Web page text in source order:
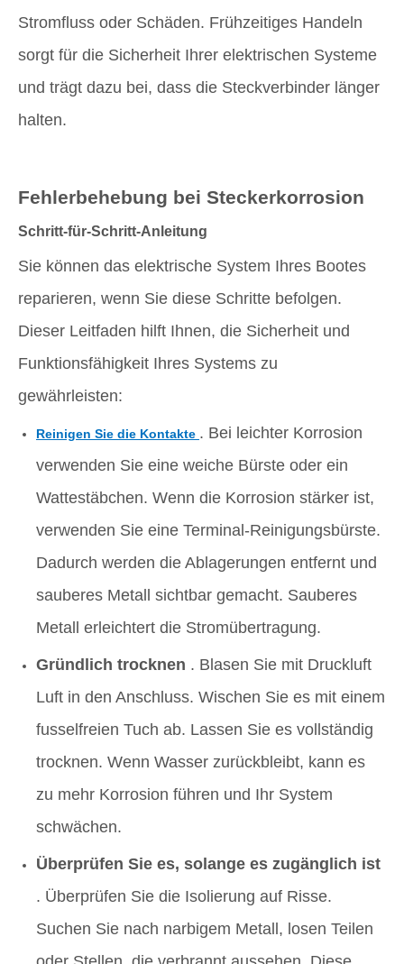
Stromfluss oder Schäden. Frühzeitiges Handeln
sorgt für die Sicherheit Ihrer elektrischen Systeme
und trägt dazu bei, dass die Steckverbinder länger
halten.
Fehlerbehebung bei Steckerkorrosion
Schritt-für-Schritt-Anleitung
Sie können das elektrische System Ihres Bootes
reparieren, wenn Sie diese Schritte befolgen.
Dieser Leitfaden hilft Ihnen, die Sicherheit und
Funktionsfähigkeit Ihres Systems zu
gewährleisten:
Reinigen Sie die Kontakte . Bei leichter Korrosion
verwenden Sie eine weiche Bürste oder ein
Wattestäbchen. Wenn die Korrosion stärker ist,
verwenden Sie eine Terminal-Reinigungsbürste.
Dadurch werden die Ablagerungen entfernt und
sauberes Metall sichtbar gemacht. Sauberes
Metall erleichtert die Stromübertragung.
Gründlich trocknen . Blasen Sie mit Druckluft
Luft in den Anschluss. Wischen Sie es mit einem
fusselfreien Tuch ab. Lassen Sie es vollständig
trocknen. Wenn Wasser zurückbleibt, kann es
zu mehr Korrosion führen und Ihr System
schwächen.
Überprüfen Sie es, solange es zugänglich ist
. Überprüfen Sie die Isolierung auf Risse.
Suchen Sie nach narbigem Metall, losen Teilen